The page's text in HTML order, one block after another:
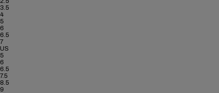
3.5
4
5
6
6.5
7
US
5
6
6.5
7.5
8.5
9